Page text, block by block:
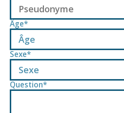
Âge*
Âge
Sexe*
Sexe
Question*